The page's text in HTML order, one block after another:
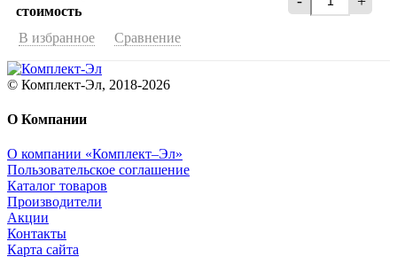
стоимость
В избранное Сравнение
© Комплект-Эл, 2018-2026
О Компании
О компании «Комплект–Эл»
Пользовательское соглашение
Каталог товаров
Производители
Акции
Контакты
Карта сайта